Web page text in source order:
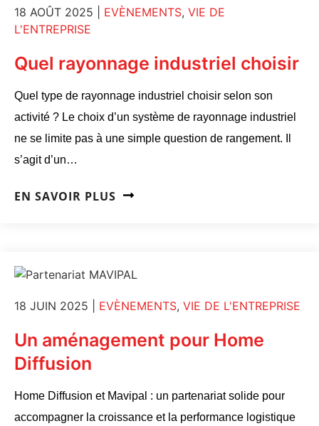
18 AOÛT 2025 EVÈNEMENTS, VIE DE
L'ENTREPRISE
Quel rayonnage industriel choisir
Quel type de rayonnage industriel choisir selon son
activité ? Le choix d’un système de rayonnage industriel
ne se limite pas à une simple question de rangement. Il
s’agit d’un…
EN SAVOIR PLUS
18 JUIN 2025 EVÈNEMENTS, VIE DE L'ENTREPRISE
Un aménagement pour Home
Diffusion
Home Diffusion et Mavipal : un partenariat solide pour
accompagner la croissance et la performance logistique